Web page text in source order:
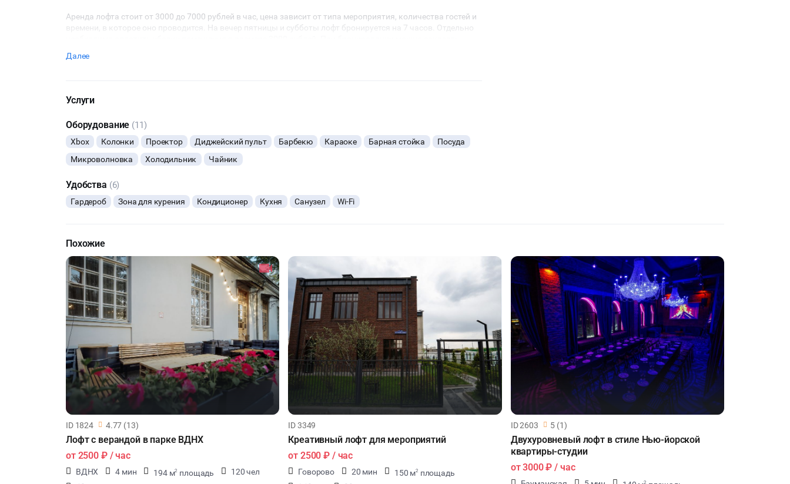
Аренда лофта стоит от 3000 до 7000 рублей в час, цена зависит от типа мероприятия, количества гостей и
времени, в которое оно проводится. На вечер пятницы и субботы лофт бронируется на 7 часов. Отдельно
предварительным показом лофта, и мы обсудим все вопросы и детали.
Далее
Услуги
Оборудование (11)
Xbox Колонки Проектор Диджейский пульт Барбекю Караоке Барная стойка
Посуда
Микроволновка
Холодильник Чайник
Удобства (6)
Гардероб Зона для курения Кондиционер Кухня Санузел Wi-Fi
Похожие
ID 1824 4.77 (13)
Лофт с верандой в парке ВДНХ
от 2500 ₽/ час
ВДНХ 4 мин 194 м2 площадь
120 чел
ID 3349
Креативный лофт для мероприятий
от 2500 ₽ / час
Говорово 20 мин 150 м2 площадь
ID 2603 5 (1)
Двухуровневый лофт в стиле Нью-йорской
квартиры-студии
от3000 ₽ / час
2